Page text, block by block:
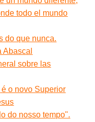
todo el mundo
do que nunca.
Abascal
sobre las
o novo Superior
do nosso tempo".